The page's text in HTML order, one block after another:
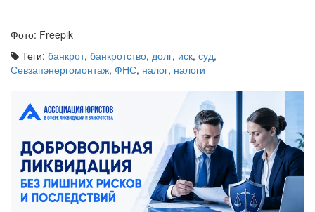
Фото: Freepik
Теги: банкрот, банкротство, долг, иск, суд,
Севзапэнергомонтаж, ФНС, налог, налоги